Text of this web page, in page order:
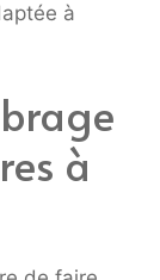
à
à